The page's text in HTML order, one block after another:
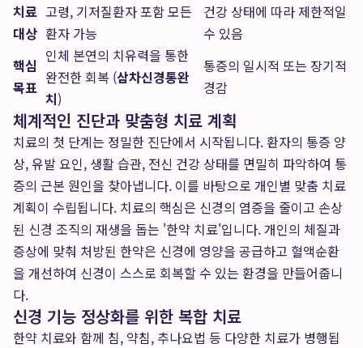
치료
대상
고령, 기저질환자 포함 모든
환자 가능
건강 상태에 따라 제한적일
수 있음
핵심
목표
인체 본연의 치유력을 통한
완전한 회복 (삼차신경통완
치)
통증의 일시적 또는 장기적
경감
체계적인 진단과 맞춤형 치료 계획
치료의 첫 단계는 정밀한 진단에서 시작됩니다. 환자의 통증 양
상, 유발 요인, 생활 습관, 전신 건강 상태를 면밀히 파악하여 통
증의 근본 원인을 찾아냅니다. 이를 바탕으로 개인별 맞춤 치료
계획이 수립됩니다. 치료의 핵심은 신경의 염증을 줄이고 손상
된 신경 조직의 재생을 돕는 '한약 치료'입니다. 개인의 체질과
증상에 맞춰 처방된 한약은 신경에 영양을 공급하고 혈액순환
을 개선하여 신경이 스스로 회복할 수 있는 환경을 만들어줍니
다.
신경 기능 정상화를 위한 복합 치료
한약 치료와 함께 침, 약침, 추나요법 등 다양한 치료가 병행됩